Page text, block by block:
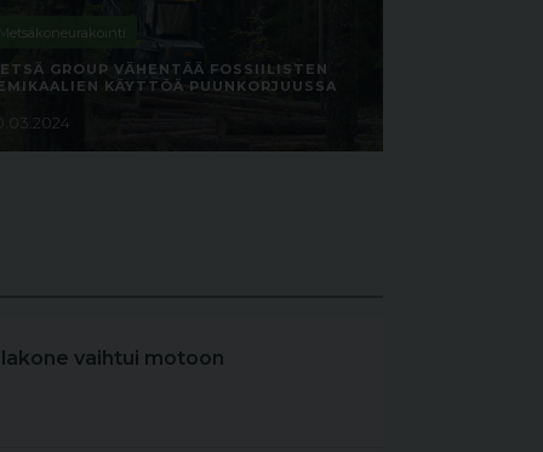
Metsäkoneurakointi
GROUP VÄHENTÄÄ FOSSIILISTEN
KÄYTTÖÄ PUUNKORJUUSSA
vaihtui motoon